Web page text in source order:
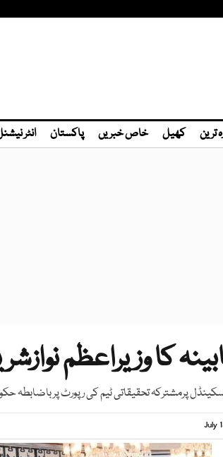
ترین کھیل خاص خبریں پاکستان انٹر
کا وزیراعظم
پرمشترکہ تحقیقاتی ٹیم کی رپورٹ پرباضابطہ
July